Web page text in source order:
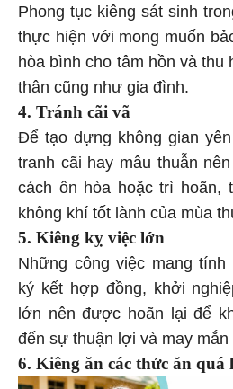
Phong tục kiêng sát sinh
thực hiện với mong muốn
hòa bình cho tâm hồn và thu
thân cũng như gia đình.
4. Tránh cãi vã
Để tạo dựng không gian
tranh cãi hay mâu thuẫn
cách ôn hòa hoặc trì hoãn,
không khí tốt lành của mùa
5. Kiêng kỵ việc lớn
Những công việc mang
ký kết hợp đồng, khởi
lớn nên được hoãn lại để
đến sự thuận lợi và may
6. Kiêng ăn các thức ăn quá